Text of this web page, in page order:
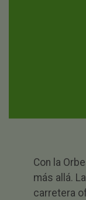
Con la
más allá.
carretera